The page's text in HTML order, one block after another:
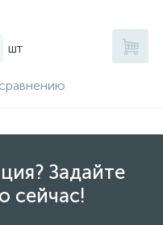
шт
Задайте
сейчас!